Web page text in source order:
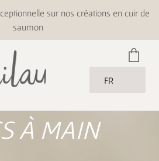
sur nos créations en cuir de
saumon
FR
À MAIN